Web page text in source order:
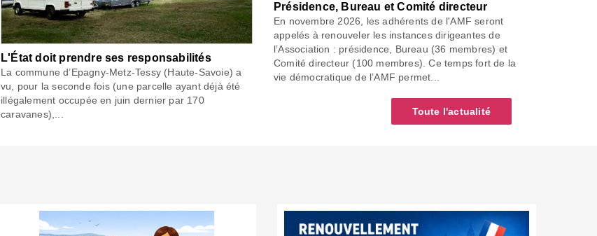
L'État doit prendre ses responsabilités
La commune d’Epagny-Metz-Tessy (Haute-Savoie) a
vu, pour la seconde fois (une parcelle ayant déjà été
illégalement occupée en juin dernier par 170
caravanes),...
Présidence, Bureau et Comité directeur
En novembre 2026, les adhérents de l'AMF seront
appelés à renouveler les instances dirigeantes de
l’Association : présidence, Bureau (36 membres) et
Comité directeur (100 membres). Ce temps fort de la
vie démocratique de l’AMF permet...
Toute l'actualité